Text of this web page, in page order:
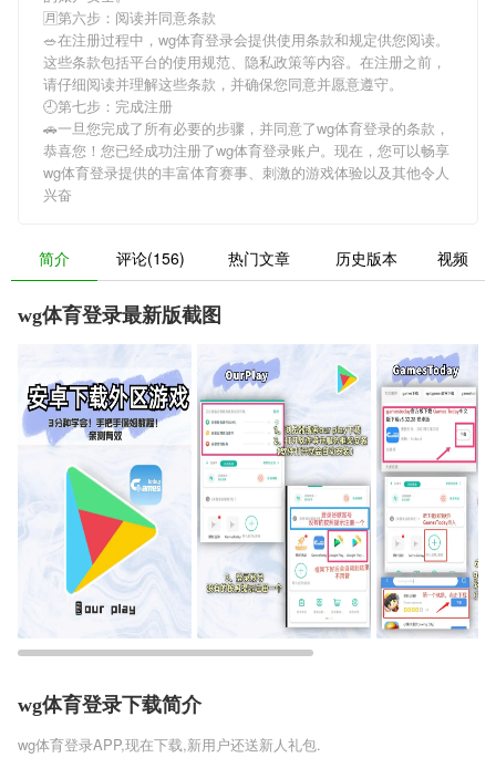
🈷第六步：阅读并同意条款
🥗在注册过程中， wg体育登录会提供使用条款和规定供您阅读。
这些条款包括平台的使用规范、隐私政策等内容。在注册之前，
请仔细阅读并理解这些条款，并确保您同意并愿意遵守。
🕘第七步：完成注册
🚗一旦您完成了所有必要的步骤，并同意了wg体育登录的条款，
恭喜您！您已经成功注册了wg体育登录账户。现在，您可以畅享
wg体育登录提供的丰富体育赛事、刺激的游戏体验以及其他令人
兴奋
简介 评论(156) 热门文章 历史版本 视频
wg体育登录最新版截图
wg体育登录下载简介
wg体育登录APP,现在下载,新用户还送新人礼包.